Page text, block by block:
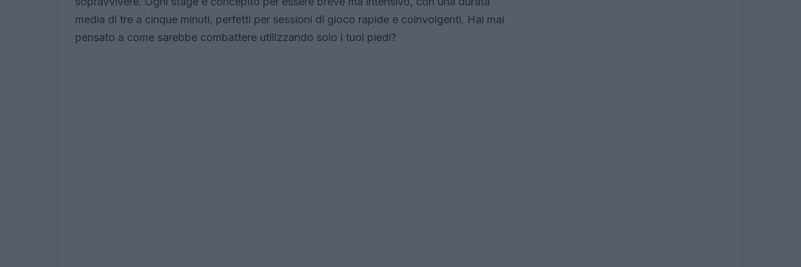
media di tre a cinque minuti, perfetti per sessioni di gioco rapide e coinvolgenti. Hai mai
pensato a come sarebbe combattere utilizzando solo i tuoi piedi?